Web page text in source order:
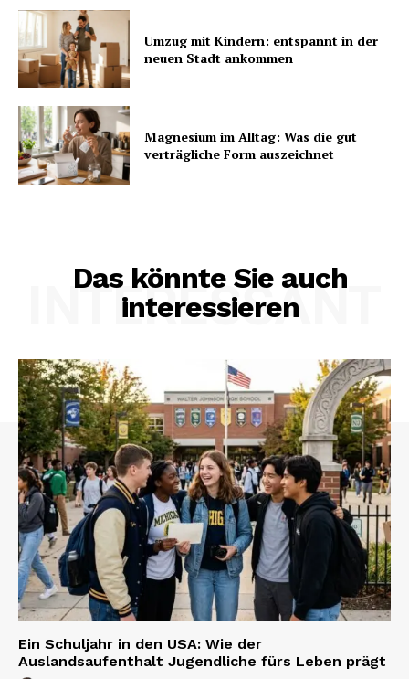
Umzug mit Kindern: entspannt in der
neuen Stadt ankommen
Magnesium im Alltag: Was die gut
verträgliche Form auszeichnet
Das könnte Sie auch
interessieren
INTERESSANT
Ein Schuljahr in den USA: Wie der
Auslandsaufenthalt Jugendliche fürs Leben prägt